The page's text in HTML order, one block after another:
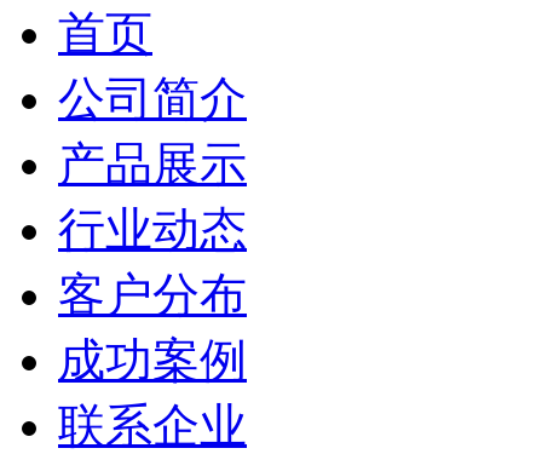
首页
公司简介
产品展示
行业动态
客户分布
成功案例
联系企业